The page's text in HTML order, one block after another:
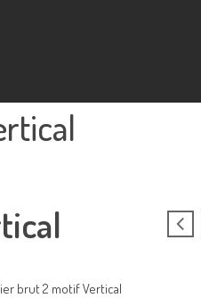
brut 2 motif Vertical